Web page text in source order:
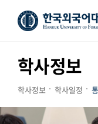
학사정보
학사정보 학사일정